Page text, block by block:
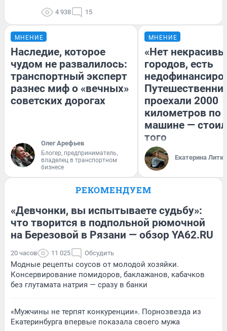
4 938 15
МНЕНИЕ
Наследие, которое
чудом не развалилось:
транспортный эксперт
разнес миф о «вечных»
советских дорогах
Олег Арефьев
Блогер, предприниматель,
владелец в транспортном
бизнесе
МНЕНИЕ
«Нет
городов, есть
проехали 2000
километров по
машине —
того
Екатерина
РЕКОМЕНДУЕМ
«Девчонки, вы испытываете судьбу»:
что творится в подпольной рюмочной
на Березовой в Рязани — обзор YA62.RU
20 часов 11 025 Обсудить
Модные рецепты соусов от молодой хозяйки.
Консервирование помидоров, баклажанов, кабачков
без глутамата натрия — сразу в банки
«Мужчины не терпят конкуренции». Порнозвезда из
Екатеринбурга впервые показала своего мужа